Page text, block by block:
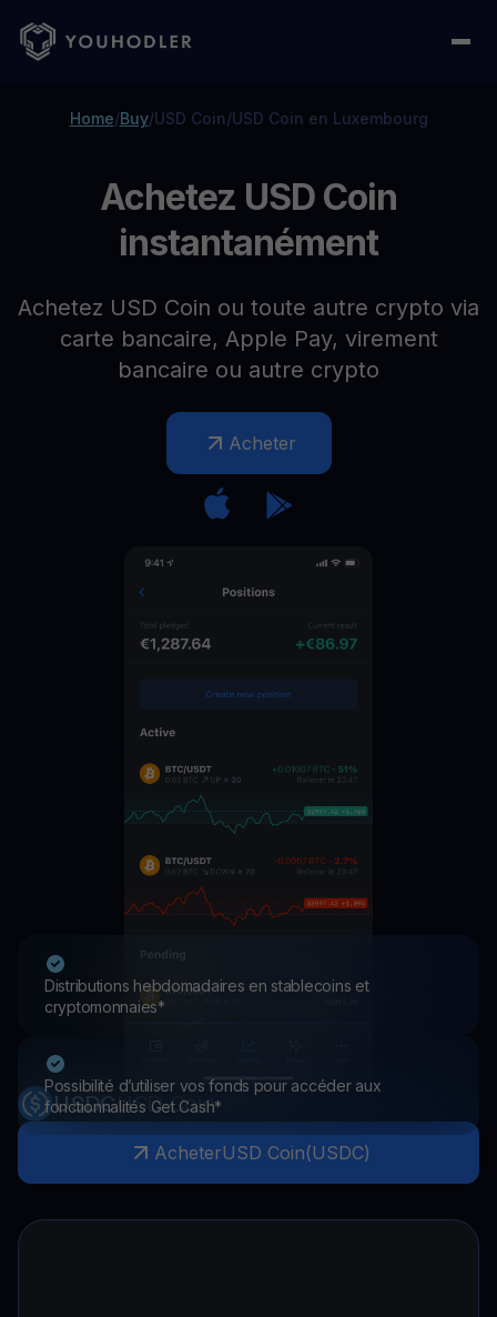
Home/Buy/USD Coin/USD Coin en Luxembourg
Achetez USD Coin
instantanément
Achetez USD Coin ou toute autre crypto via
carte bancaire, Apple Pay, virement
bancaire ou autre crypto
Acheter
Distributions hebdomadaires en stablecoins et
cryptomonnaies*
Possibilité d’utiliser vos fonds pour accéder aux
fonctionnalités Get Cash*
USDCUSD Coin
AcheterUSD Coin(USDC)